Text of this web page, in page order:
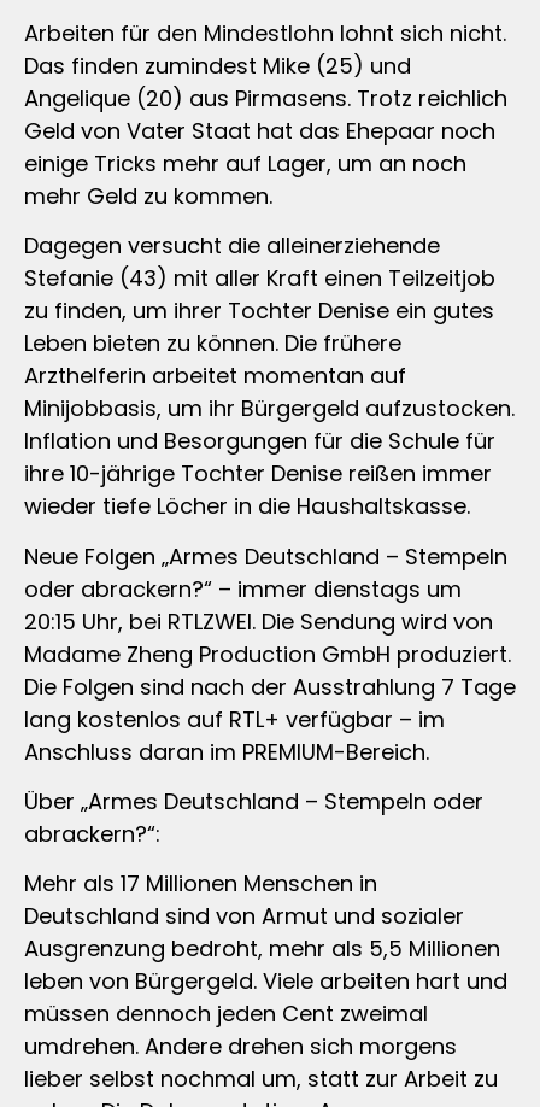
Arbeiten für den Mindestlohn lohnt sich nicht.
Das finden zumindest Mike (25) und
Angelique (20) aus Pirmasens. Trotz reichlich
Geld von Vater Staat hat das Ehepaar noch
einige Tricks mehr auf Lager, um an noch
mehr Geld zu kommen.
Dagegen versucht die alleinerziehende
Stefanie (43) mit aller Kraft einen Teilzeitjob
zu finden, um ihrer Tochter Denise ein gutes
Leben bieten zu können. Die frühere
Arzthelferin arbeitet momentan auf
Minijobbasis, um ihr Bürgergeld aufzustocken.
Inflation und Besorgungen für die Schule für
ihre 10-jährige Tochter Denise reißen immer
wieder tiefe Löcher in die Haushaltskasse.
Neue Folgen „Armes Deutschland – Stempeln
oder abrackern?“ – immer dienstags um
20:15 Uhr, bei RTLZWEI. Die Sendung wird von
Madame Zheng Production GmbH produziert.
Die Folgen sind nach der Ausstrahlung 7 Tage
lang kostenlos auf RTL+ verfügbar – im
Anschluss daran im PREMIUM-Bereich.
Über „Armes Deutschland – Stempeln oder
abrackern?“:
Mehr als 17 Millionen Menschen in
Deutschland sind von Armut und sozialer
Ausgrenzung bedroht, mehr als 5,5 Millionen
leben von Bürgergeld. Viele arbeiten hart und
müssen dennoch jeden Cent zweimal
umdrehen. Andere drehen sich morgens
lieber selbst nochmal um, statt zur Arbeit zu